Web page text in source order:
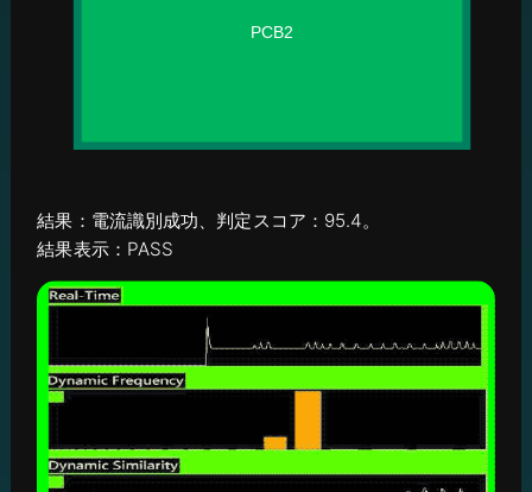
結果：電流識別成功、判定スコア：95.4。
結果表示：PASS